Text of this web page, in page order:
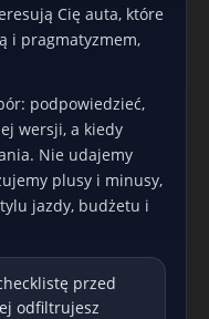
Cię auta, które
i pragmatyzmem,
podpowiedzieć,
wersji, a kiedy
Nie udajemy
plusy i minusy,
jazdy, budżetu i
przed
odfiltrujesz